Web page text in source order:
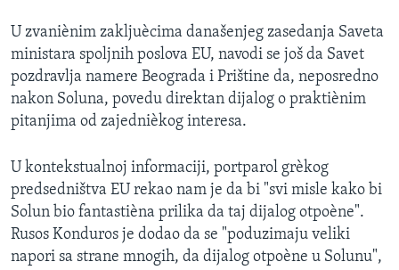
U zvaniènim zakljuècima današenjeg zasedanja Saveta
ministara spoljnih poslova EU, navodi se još da Savet
pozdravlja namere Beograda i Prištine da, neposredno
nakon Soluna, povedu direktan dijalog o praktiènim
pitanjima od zajednièkog interesa.
U kontekstualnoj informaciji, portparol grèkog
predsedništva EU rekao nam je da bi "svi misle kako bi
Solun bio fantastièna prilika da taj dijalog otpoène".
Rusos Konduros je dodao da se "poduzimaju veliki
napori sa strane mnogih, da dijalog otpoène u Solunu",